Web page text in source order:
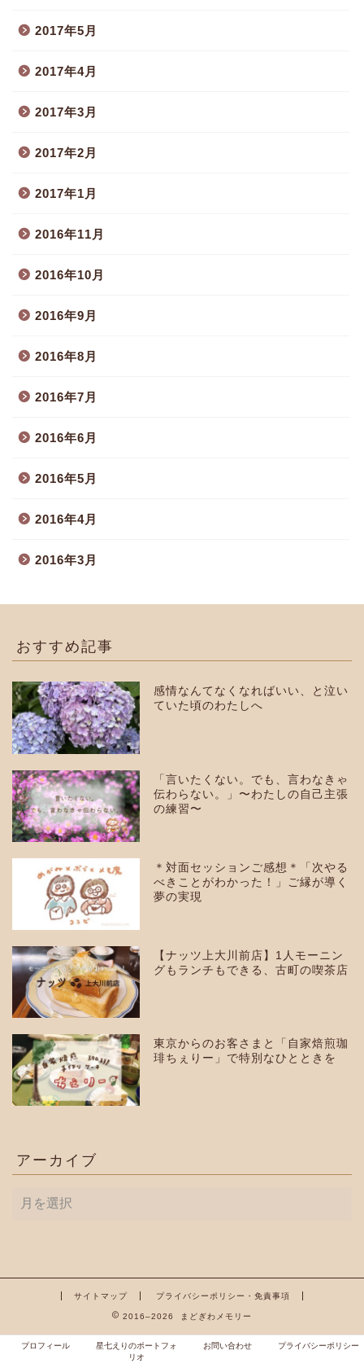
2017年5月
2017年4月
2017年3月
2017年2月
2017年1月
2016年11月
2016年10月
2016年9月
2016年8月
2016年7月
2016年6月
2016年5月
2016年4月
2016年3月
おすすめ記事
感情なんてなくなればいい、と泣い
ていた頃のわたしへ
「言いたくない。でも、言わなきゃ
伝わらない。」〜わたしの自己主張
の練習〜
＊対面セッションご感想＊「次やる
べきことがわかった！」ご縁が導く
夢の実現
【ナッツ上大川前店】1人モーニン
グもランチもできる、古町の喫茶店
東京からのお客さまと「自家焙煎珈
琲ちぇりー」で特別なひとときを
アーカイブ
ー
サイトマップ プライバシーポリシー・免責事項
2016–2026 まどぎわメモリー
プロフィール
星七えりのポートフォ
リオ
お問い合わせ プライバシーポリシー